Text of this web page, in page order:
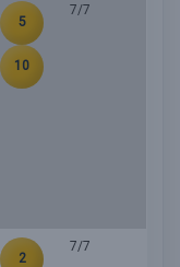
5
10
7/7
2
7/7